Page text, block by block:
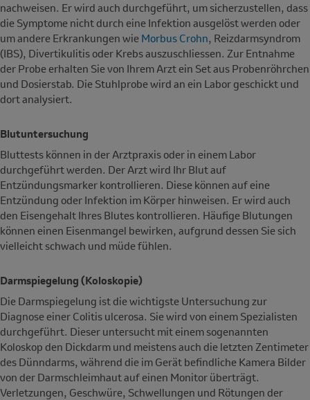
nachweisen. Er wird auch durchgeführt, um sicherzustellen, dass
die Symptome nicht durch eine Infektion ausgelöst werden oder
um andere Erkrankungen wie Morbus Crohn, Reizdarmsyndrom
(IBS), Divertikulitis oder Krebs auszuschliessen. Zur Entnahme
der Probe erhalten Sie von Ihrem Arzt ein Set aus Probenröhrchen
und Dosierstab. Die Stuhlprobe wird an ein Labor geschickt und
dort analysiert.
Blutuntersuchung
Bluttests können in der Arztpraxis oder in einem Labor
durchgeführt werden. Der Arzt wird Ihr Blut auf
Entzündungsmarker kontrollieren. Diese können auf eine
Entzündung oder Infektion im Körper hinweisen. Er wird auch
den Eisengehalt Ihres Blutes kontrollieren. Häufige Blutungen
können einen Eisenmangel bewirken, aufgrund dessen Sie sich
vielleicht schwach und müde fühlen.
Darmspiegelung (Koloskopie)
Die Darmspiegelung ist die wichtigste Untersuchung zur
Diagnose einer Colitis ulcerosa. Sie wird von einem Spezialisten
durchgeführt. Dieser untersucht mit einem sogenannten
Koloskop den Dickdarm und meistens auch die letzten Zentimeter
des Dünndarms, während die im Gerät befindliche Kamera Bilder
von der Darmschleimhaut auf einen Monitor überträgt.
Verletzungen, Geschwüre, Schwellungen und Rötungen der